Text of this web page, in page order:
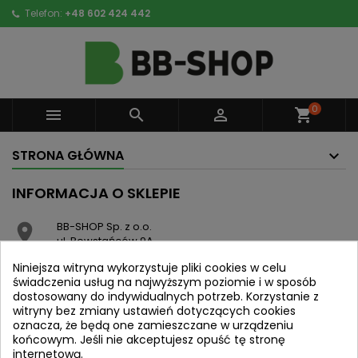
Telefon: +48 602 424 442
   shopping_cart0
STRONA GŁÓWNA
INFORMACJA O SKLEPIE

BB-SHOP Sp. z o.o.
ul. Powstańców 9A
Polska

Napisz do nas:
kontakt@bb-shop.pl
Niniejsza witryna wykorzystuje pliki cookies w celu
świadczenia usług na najwyższym poziomie i w sposób
dostosowany do indywidualnych potrzeb. Korzystanie z
witryny bez zmiany ustawień dotyczących cookies
oznacza, że będą one zamieszczane w urządzeniu
końcowym. Jeśli nie akceptujesz opuść tę stronę
internetową.